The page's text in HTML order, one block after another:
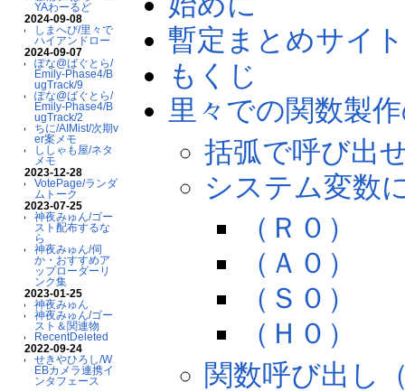
YAわーるど
2024-09-08
しまへび/里々で
ハイアンドロー
2024-09-07
ぽな@ばぐとら/
Emily-Phase4/B
ugTrack/9
ぽな@ばぐとら/
Emily-Phase4/B
ugTrack/2
ちに/AIMist/次期v
er案メモ
ししゃも屋/ネタ
メモ
2023-12-28
VotePage/ランダ
ムトーク
2023-07-25
神夜みゅん/ゴー
スト配布するな
ら
神夜みゅん/伺
か・おすすめア
ップローダーリ
ンク集
2023-01-25
神夜みゅん
神夜みゅん/ゴー
スト＆関連物
RecentDeleted
2022-09-24
せきやひろし/W
EBカメラ連携イ
ンタフェース
暫定まとめサイト
もくじ
里々での関数製
括弧で呼び出
システム変数
（Ｒ０）
（Ａ０）
（Ｓ０）
（Ｈ０）
関数呼び出し